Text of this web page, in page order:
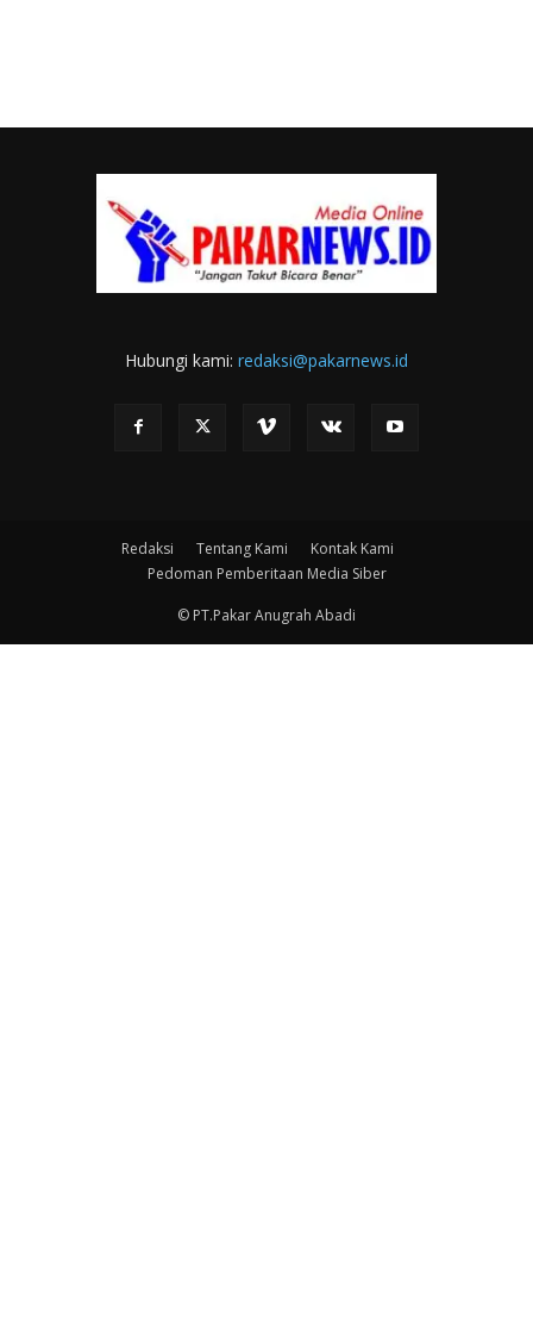
Hubungi kami: redaksi@pakarnews.id
Redaksi Tentang Kami
Kontak Kami
Pedoman Pemberitaan Media Siber
© PT.Pakar Anugrah Abadi